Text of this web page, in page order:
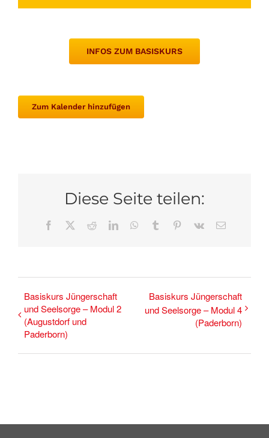
INFOS ZUM BASISKURS
Zum Kalender hinzufügen
Diese Seite teilen:
Facebook RedditLinkedInWhatsApp
Tumblr Pinterest
Vk
E-
Basiskurs Jüngerschaft
und Seelsorge – Modul 2
(Augustdorf und
Paderborn)
Basiskurs Jüngerschaft
und Seelsorge – Modul 4
(Paderborn)